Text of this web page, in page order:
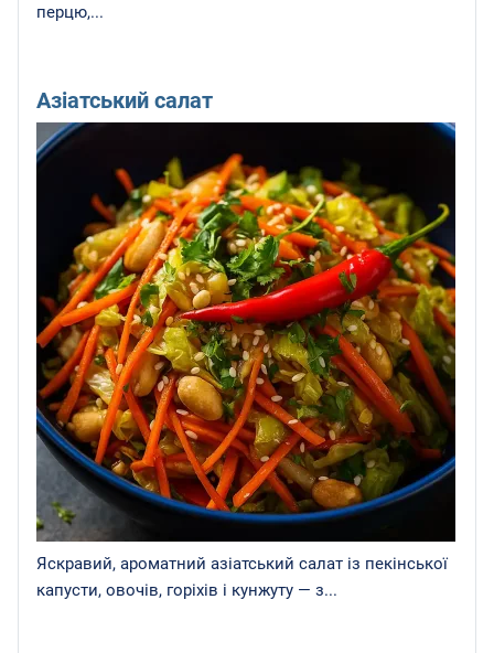
перцю,...
Азіатський салат
Яскравий, ароматний азіатський салат із пекінської
капусти, овочів, горіхів і кунжуту — з...